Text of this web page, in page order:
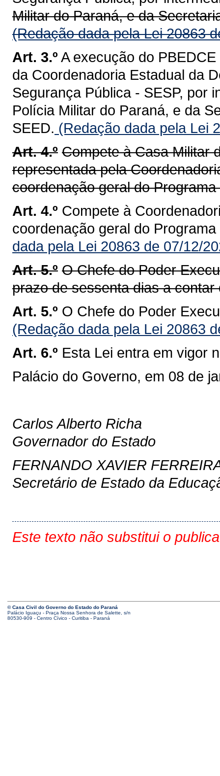
Militar do Paraná, e da
(Redação dada pela Lei 20863
Art. 3.º A execução do
da Coordenadoria Estadual da
Segurança Pública - SESP, por
Polícia Militar do Paraná, e da
SEED. (Redação dada pela Lei
Art. 4.º Compete à Casa Militar
representada pela
coordenação geral do
Art. 4.º Compete à
coordenação geral do
dada pela Lei 20863 de 07/12/
Art. 5.º O Chefe do Poder
prazo de sessenta dias a
Art. 5.º O Chefe do Poder
(Redação dada pela Lei 20863
Art. 6.º Esta Lei entra em vigor
Palácio do Governo, em 08 de
Carlos Alberto Richa
Governador do Estado
FERNANDO XAVIER
Secretário de Estado da
Este texto não substitui o
© Casa Civil do Governo do Estado do Paraná
Palácio Iguaçu - Praça Nossa Senhora de Salette, s/n
80530-909 - Centro Cívico - Curitiba - Paraná